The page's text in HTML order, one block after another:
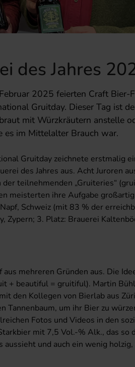
des Jahres
2025 feierten Craft Bier-
Gruitday. Dieser Tag ist
mit Würzkräutern anstelle
es im Mittelalter Brauch war.
Gruitday zeichnete erstmalig
des Jahres aus. Acht Juroren
teilnehmenden „Gruiteries“
meisterten ihre Aufgabe
Schweiz (mit 83 % der
Zypern; 3. Platz: Brauerei
mehreren Gründen aus. Die
+ beautiful = gruitiful). Martin
den Kollegen von Bierlab aus
Tannenbaum, um ihr Bier zu
Fotos und Videos in den
mit 7,5 Vol.-% Alk., das so
aussieht und auch ein wenig